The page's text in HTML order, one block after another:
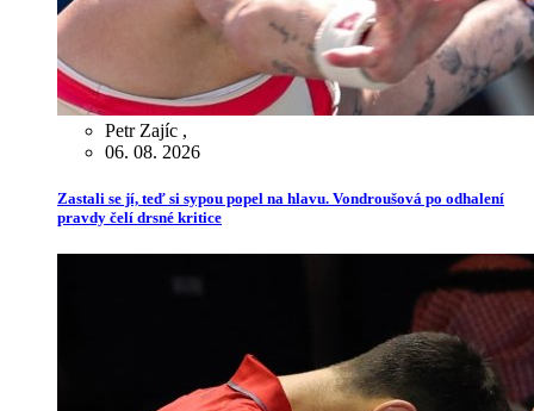
Petr Zajíc ,
06. 08. 2026
Zastali se jí, teď si sypou popel na hlavu. Vondroušová po odhalení
pravdy čelí drsné kritice